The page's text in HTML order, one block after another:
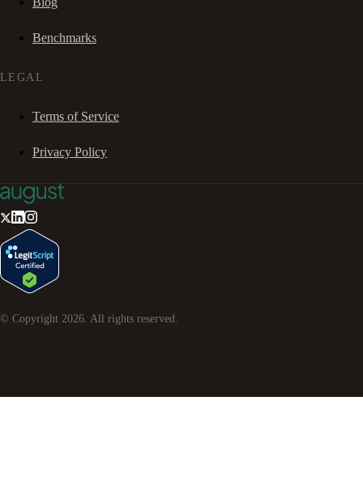
Benchmarks
LEGAL
Terms of Service
Privacy Policy
© Copyright 2026 . All rights reserved.